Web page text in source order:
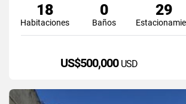
18
Habitaciones
0
Baños
29
US$500,000 USD